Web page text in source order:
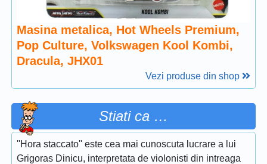
Masina metalica, Hot Wheels Premium,
Pop Culture, Volkswagen Kool Kombi,
Dracula, JHX01
Vezi produse din shop
Stiati ca …
''Hora staccato'' este cea mai cunoscuta lucrare a lui
Grigoras Dinicu, interpretata de violonisti din intreaga